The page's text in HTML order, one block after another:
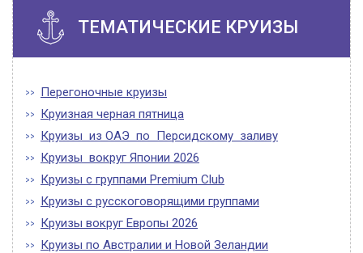
ТЕМАТИЧЕСКИЕ КРУИЗЫ
Перегоночные круизы
Круизная черная пятница
Круизы из ОАЭ по Персидскому заливу
Круизы вокруг Японии 2026
Круизы с группами Premium Club
Круизы с русскоговорящими группами
Круизы вокруг Европы 2026
Круизы по Австралии и Новой Зеландии